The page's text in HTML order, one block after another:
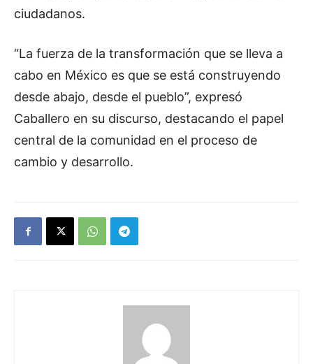
ciudadanos.
“La fuerza de la transformación que se lleva a
cabo en México es que se está construyendo
desde abajo, desde el pueblo”, expresó
Caballero en su discurso, destacando el papel
central de la comunidad en el proceso de
cambio y desarrollo.